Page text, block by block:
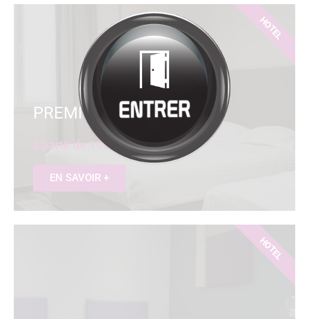
Bienvenue à
HÔTEL
RESTAURANT
Cliquez pour entrer